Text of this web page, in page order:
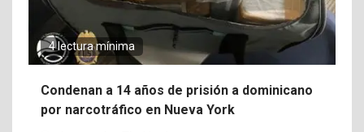
4 lectura mínima
Condenan a 14 años de prisión a dominicano
por narcotráfico en Nueva York